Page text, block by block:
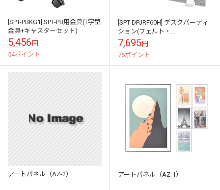
[SPT-PBKG1] SPT-PB用金具(T字型
金具+キャスターセット)
5,456円
54ポイント
[SPT-DPJRF60H] デスクパーティ
ション(フェルト・
W600xH450mm)
7,695円
76ポイント
アートパネル（AZ-2） アートパネル（AZ-1）